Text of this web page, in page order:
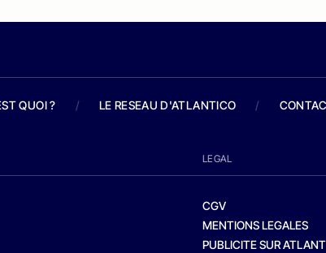
QUOI ? / LE RESEAU D'ATLANTICO /
LEGAL
CGV
MENTIONS LEGALES
PUBLICITE SUR